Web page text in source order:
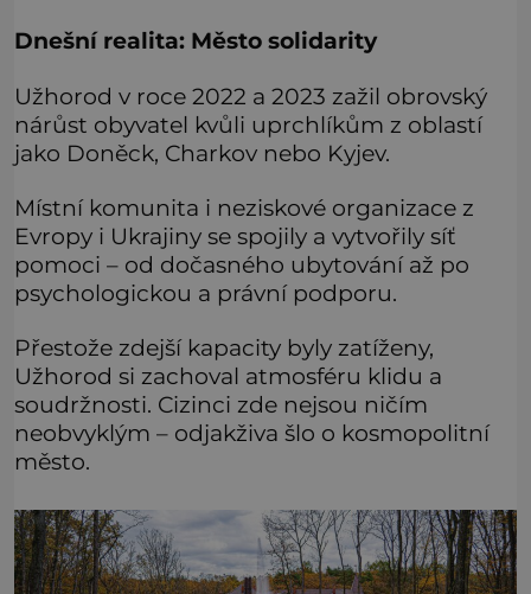
Dnešní realita: Město solidarity
Užhorod v roce 2022 a 2023 zažil obrovský
nárůst obyvatel kvůli uprchlíkům z oblastí
jako Doněck, Charkov nebo Kyjev.
Místní komunita i neziskové organizace z
Evropy i Ukrajiny se spojily a vytvořily síť
pomoci – od dočasného ubytování až po
psychologickou a právní podporu.
Přestože zdejší kapacity byly zatíženy,
Užhorod si zachoval atmosféru klidu a
soudržnosti. Cizinci zde nejsou ničím
neobvyklým – odjakživa šlo o kosmopolitní
město.